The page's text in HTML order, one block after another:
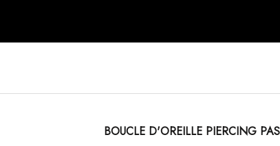
BOUCLE D'OREILLE PIERCING